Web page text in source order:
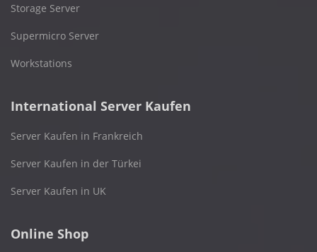
Storage Server
Supermicro Server
Workstations
International Server Kaufen
Server Kaufen in Frankreich
Server Kaufen in der Türkei
Server Kaufen in UK
Online Shop